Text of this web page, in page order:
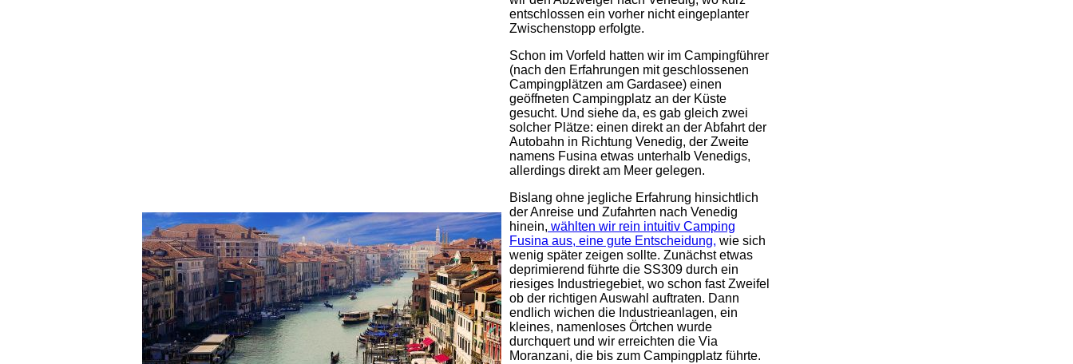
entschlossen ein vorher nicht eingeplanter
Zwischenstopp erfolgte.
Schon im Vorfeld hatten wir im Campingführer
(nach den Erfahrungen mit geschlossenen
Campingplätzen am Gardasee) einen
geöffneten Campingplatz an der Küste
gesucht. Und siehe da, es gab gleich zwei
solcher Plätze: einen direkt an der Abfahrt der
Autobahn in Richtung Venedig, der Zweite
namens Fusina etwas unterhalb Venedigs,
allerdings direkt am Meer gelegen.
Bislang ohne jegliche Erfahrung hinsichtlich
der Anreise und Zufahrten nach Venedig
hinein, wählten wir rein intuitiv Camping
Fusina aus, eine gute Entscheidung, wie sich
wenig später zeigen sollte. Zunächst etwas
deprimierend führte die SS309 durch ein
riesiges Industriegebiet, wo schon fast Zweifel
ob der richtigen Auswahl auftraten. Dann
endlich wichen die Industrieanlagen, ein
kleines, namenloses Örtchen wurde
durchquert und wir erreichten die Via
Moranzani, die bis zum Campingplatz führte.